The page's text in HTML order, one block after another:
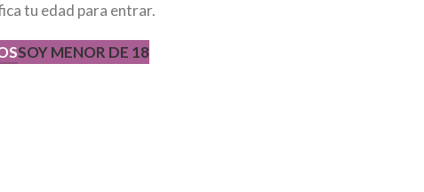
tu edad para entrar.
SOY MENOR DE 18